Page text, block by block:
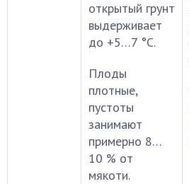
открытый грунт
выдерживает
до +5…7 °С.
Плоды
плотные,
пустоты
занимают
примерно 8…
10 % от
мякоти.